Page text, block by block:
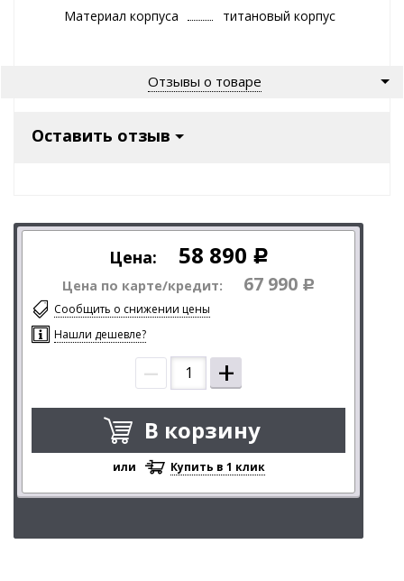
Материал корпуса
титановый корпус
Отзывы о товаре
Оставить отзыв
Цена: 58 890 Р
Цена по карте/кредит: 67 990 Р
Сообщить о снижении цены
Нашли дешевле?
– +
В корзину
или Купить в 1 клик